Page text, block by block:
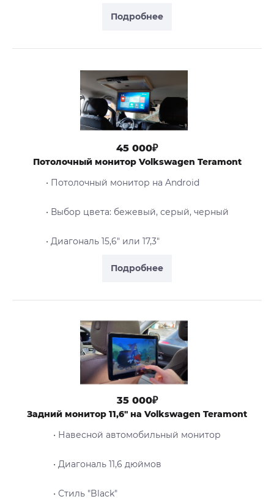
Подробнее
Подробнее
45 000₽
Потолочный монитор Volkswagen Teramont
• Потолочный монитор на Android
• Выбор цвета: бежевый, серый, черный
• Диагональ 15,6" или 17,3"
35 000₽
Задний монитор 11,6" на Volkswagen Teramont
• Навесной автомобильный монитор
• Диагональ 11,6 дюймов
• Стиль "Black"